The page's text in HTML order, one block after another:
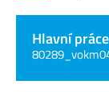
Hlavní práce